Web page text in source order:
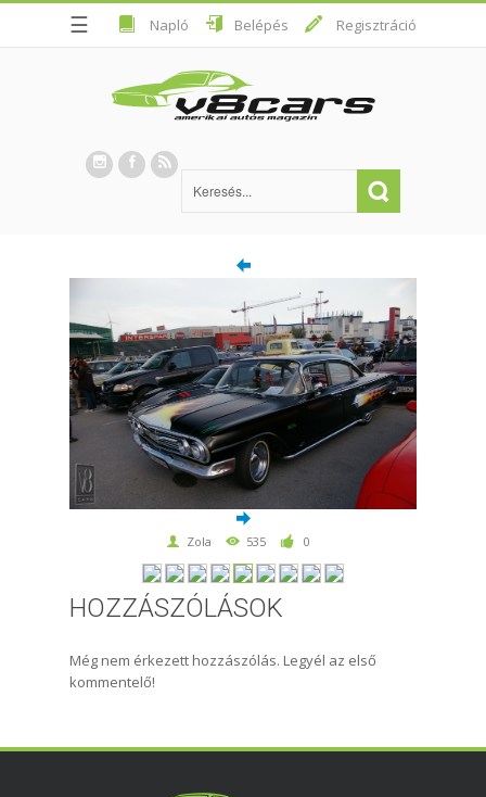
☰ Napló Belépés Regisztráció
Zola 535 0
HOZZÁSZÓLÁSOK
Még nem érkezett hozzászólás. Legyél az első
kommentelő!